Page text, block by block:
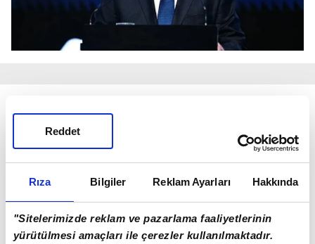
Rıza Bilgiler Reklam Ayarları Hakkında
"Sitelerimizde reklam ve pazarlama faaliyetlerinin
yürütülmesi amaçları ile çerezler kullanılmaktadır.
Reddet
HAZIRLIK
Bolat, düşük değerli e-ticaret gönderilerinde
tercihli rejimin kesintisiz devam etmesi amacıyla
teknik altyapı çalışmalarının da sürdüğünü
kaydetti. Bu kapsamda, 150 avronun altındaki